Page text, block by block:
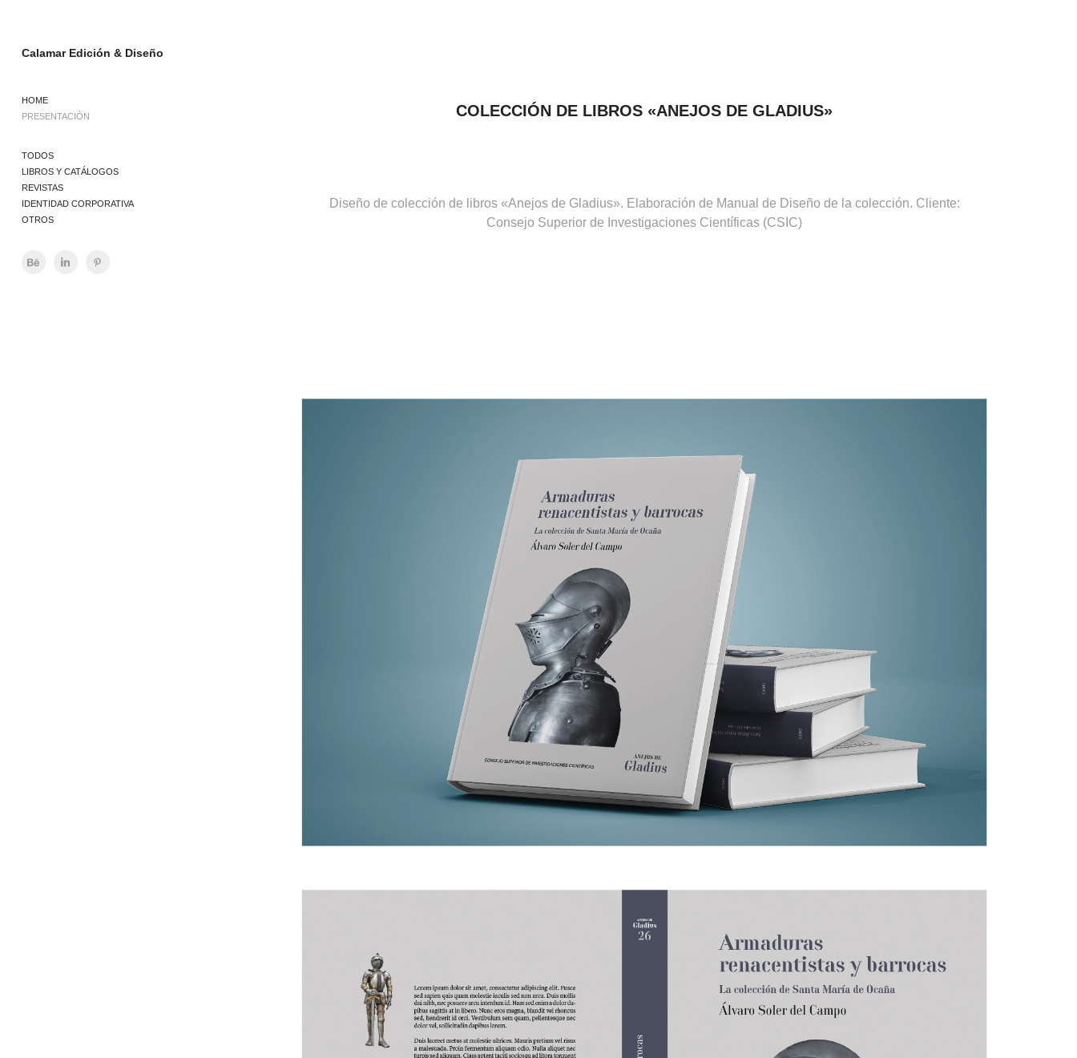
Calamar Edición & Diseño
HOME
PRESENTACIÓN
TODOS
LIBROS Y CATÁLOGOS
REVISTAS
IDENTIDAD CORPORATIVA
OTROS
COLECCIÓN DE LIBROS «ANEJOS DE GLADIUS»
Diseño de colección de libros «Anejos de Gladius». Elaboración de Manual de Diseño de la colección. Cliente:
Consejo Superior de Investigaciones Científicas (CSIC)